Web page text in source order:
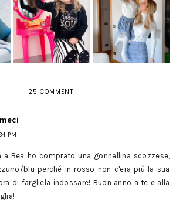
PLAYTIME: LOOK
BAMBINA PER
TUTTI I GIORNI
MINISTAR WEARS
THE FAMILY -
VESTITI
COORDINATI
MAMMA E FIGLI
25 COMMENTI
PM
a Bea ho comprato una gonnellina scozzese,
blu perché in rosso non c'era più la sua
di fargliela indossare! Buon anno a te e alla